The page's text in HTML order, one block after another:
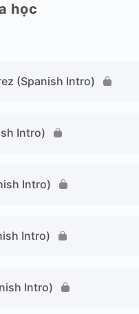
học
(Spanish Intro)
Intro)
Intro)
Intro)
Intro)